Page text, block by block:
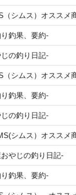
シムス）オススメ
釣果、要約-
の釣り日記-
シムス）オススメ
釣果、要約-
の釣り日記-
シムス）オススメ
やじの釣り日記-
釣果、要約-